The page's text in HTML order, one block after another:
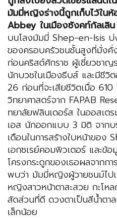
มัมมี่หญิงร่างนี้ถูกเก็บไว้ใน
Abbey ในเมืองซังคท์กัลเลิ
บนโลงมัมมี่ Shep-en-Isis บ่
ของครอบครัวชนชั้นสูงที่มั่งคั่
ก่อนคริสต์ศักราช ผู้เชี่ยวชาญ
นักบวชในเมืองธีบส์ และมีชีวิ
26 ก่อนที่จะเสียชีวิตเมื่อ
วิทยาศาสตร์จาก FAPAB
ทยาลัยฟลินเดอร์ส ในออสเต
เอส นักออกแบบ 3 มิติ จากบ
เดือนในการสร้างใบหน้าของ
เอกซเรย์คอมพิวเตอร์ และข้
โครงกระดูกของเธอผลจากก
พบว่า มัมมี่หญิงผู้วายชนม์ไ
หญิงสาวหน้าตาสะสวย กะโห
สัดส่วนที่ดี ดวงตาเป็นสีน้ำตา
เล็กน้อย